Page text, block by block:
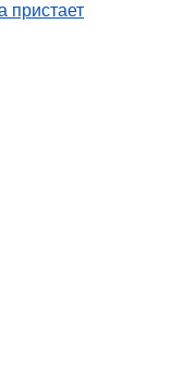
пристает